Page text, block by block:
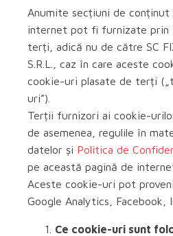
Anumite secțiuni de conținut
internet pot fi furnizate prin
terți, adică nu de către SC
S.R.L., caz în care aceste
cookie-uri plasate de terți
uri”).
Terții furnizori ai cookie-
de asemenea, regulile în
datelor și Politica de
pe această pagină de
Aceste cookie-uri pot
Google Analytics, Facebook,
Ce cookie-uri sunt